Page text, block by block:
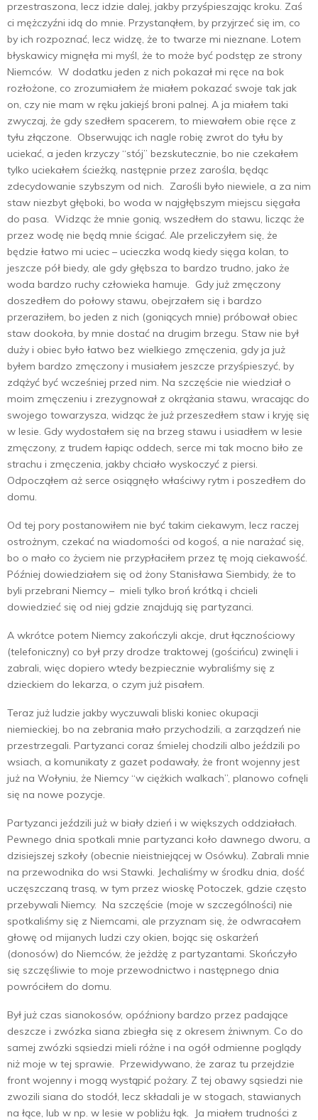
przestraszona, lecz idzie dalej, jakby przyśpieszając kroku. Zaś
ci mężczyźni idą do mnie. Przystanąłem, by przyjrzeć się im, co
by ich rozpoznać, lecz widzę, że to twarze mi nieznane. Lotem
błyskawicy mignęła mi myśl, że to może być podstęp ze strony
Niemców. W dodatku jeden z nich pokazał mi ręce na bok
rozłożone, co zrozumiałem że miałem pokazać swoje tak jak
on, czy nie mam w ręku jakiejś broni palnej. A ja miałem taki
zwyczaj, że gdy szedłem spacerem, to miewałem obie ręce z
tyłu złączone. Obserwując ich nagle robię zwrot do tyłu by
uciekać, a jeden krzyczy “stój” bezskutecznie, bo nie czekałem
tylko uciekałem ścieżką, następnie przez zarośla, będąc
zdecydowanie szybszym od nich. Zarośli było niewiele, a za nim
staw niezbyt głęboki, bo woda w najgłębszym miejscu sięgała
do pasa. Widząc że mnie gonią, wszedłem do stawu, licząc że
przez wodę nie będą mnie ścigać. Ale przeliczyłem się, że
będzie łatwo mi uciec – ucieczka wodą kiedy sięga kolan, to
jeszcze pół biedy, ale gdy głębsza to bardzo trudno, jako że
woda bardzo ruchy człowieka hamuje. Gdy już zmęczony
doszedłem do połowy stawu, obejrzałem się i bardzo
przeraziłem, bo jeden z nich (goniących mnie) próbował obiec
staw dookoła, by mnie dostać na drugim brzegu. Staw nie był
duży i obiec było łatwo bez wielkiego zmęczenia, gdy ja już
byłem bardzo zmęczony i musiałem jeszcze przyśpieszyć, by
zdążyć być wcześniej przed nim. Na szczęście nie wiedział o
moim zmęczeniu i zrezygnował z okrążania stawu, wracając do
swojego towarzysza, widząc że już przeszedłem staw i kryję się
w lesie. Gdy wydostałem się na brzeg stawu i usiadłem w lesie
zmęczony, z trudem łapiąc oddech, serce mi tak mocno biło ze
strachu i zmęczenia, jakby chciało wyskoczyć z piersi.
Odpocząłem aż serce osiągnęło właściwy rytm i poszedłem do
domu.
Od tej pory postanowiłem nie być takim ciekawym, lecz raczej
ostrożnym, czekać na wiadomości od kogoś, a nie narażać się,
bo o mało co życiem nie przypłaciłem przez tę moją ciekawość.
Później dowiedziałem się od żony Stanisława Siembidy, że to
byli przebrani Niemcy – mieli tylko broń krótką i chcieli
dowiedzieć się od niej gdzie znajdują się partyzanci.
A wkrótce potem Niemcy zakończyli akcje, drut łącznościowy
(telefoniczny) co był przy drodze traktowej (gościńcu) zwinęli i
zabrali, więc dopiero wtedy bezpiecznie wybraliśmy się z
dzieckiem do lekarza, o czym już pisałem.
Teraz już ludzie jakby wyczuwali bliski koniec okupacji
niemieckiej, bo na zebrania mało przychodzili, a zarządzeń nie
przestrzegali. Partyzanci coraz śmielej chodzili albo jeździli po
wsiach, a komunikaty z gazet podawały, że front wojenny jest
już na Wołyniu, że Niemcy “w ciężkich walkach”, planowo cofnęli
się na nowe pozycje.
Partyzanci jeździli już w biały dzień i w większych oddziałach.
Pewnego dnia spotkali mnie partyzanci koło dawnego dworu, a
dzisiejszej szkoły (obecnie nieistniejącej w Osówku). Zabrali mnie
na przewodnika do wsi Stawki. Jechaliśmy w środku dnia, dość
uczęszczaną trasą, w tym przez wioskę Potoczek, gdzie często
przebywali Niemcy. Na szczęście (moje w szczególności) nie
spotkaliśmy się z Niemcami, ale przyznam się, że odwracałem
głowę od mijanych ludzi czy okien, bojąc się oskarżeń
(donosów) do Niemców, że jeżdżę z partyzantami. Skończyło
się szczęśliwie to moje przewodnictwo i następnego dnia
powróciłem do domu.
Był już czas sianokosów, opóźniony bardzo przez padające
deszcze i zwózka siana zbiegła się z okresem żniwnym. Co do
samej zwózki sąsiedzi mieli różne i na ogół odmienne poglądy
niż moje w tej sprawie. Przewidywano, że zaraz tu przejdzie
front wojenny i mogą wystąpić pożary. Z tej obawy sąsiedzi nie
zwozili siana do stodół, lecz składali je w stogach, stawianych
na łące, lub w np. w lesie w pobliżu łąk. Ja miałem trudności z